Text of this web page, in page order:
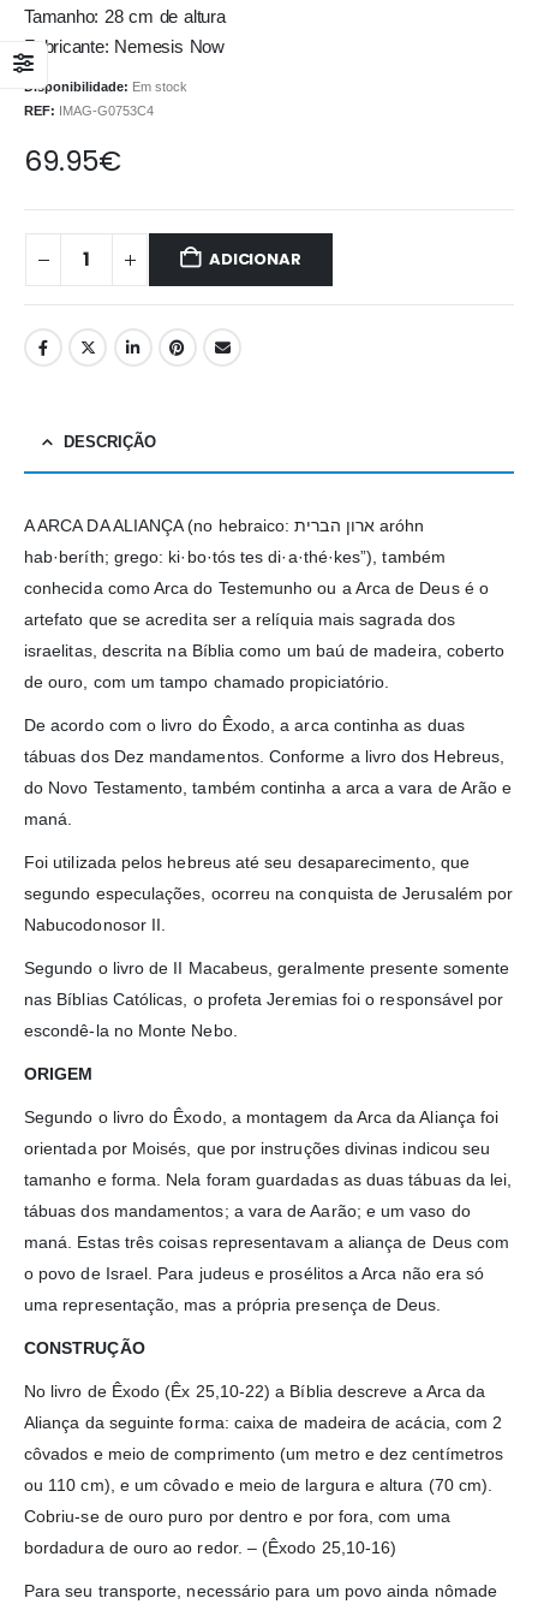
Tamanho: 28 cm de altura
Fabricante: Nemesis Now
Disponibilidade: Em stock
REF:
IMAG-G0753C4
69.95€
ADICIONAR
DESCRIÇÃO
A ARCA DA ALIANÇA (no hebraico: ארון הברית aróhn
hab·beríth; grego: ki·bo·tós tes di·a·thé·kes”), também
conhecida como Arca do Testemunho ou a Arca de Deus é o
artefato que se acredita ser a relíquia mais sagrada dos
israelitas, descrita na Bíblia como um baú de madeira, coberto
de ouro, com um tampo chamado propiciatório.
De acordo com o livro do Êxodo, a arca continha as duas
tábuas dos Dez mandamentos. Conforme a livro dos Hebreus,
do Novo Testamento, também continha a arca a vara de Arão e
maná.
Foi utilizada pelos hebreus até seu desaparecimento, que
segundo especulações, ocorreu na conquista de Jerusalém por
Nabucodonosor II.
Segundo o livro de II Macabeus, geralmente presente somente
nas Bíblias Católicas, o profeta Jeremias foi o responsável por
escondê-la no Monte Nebo.
ORIGEM
Segundo o livro do Êxodo, a montagem da Arca da Aliança foi
orientada por Moisés, que por instruções divinas indicou seu
tamanho e forma. Nela foram guardadas as duas tábuas da lei,
tábuas dos mandamentos; a vara de Aarão; e um vaso do
maná. Estas três coisas representavam a aliança de Deus com
o povo de Israel. Para judeus e prosélitos a Arca não era só
uma representação, mas a própria presença de Deus.
CONSTRUÇÃO
No livro de Êxodo (Êx 25,10-22) a Bíblia descreve a Arca da
Aliança da seguinte forma: caixa de madeira de acácia, com 2
côvados e meio de comprimento (um metro e dez centímetros
ou 110 cm), e um côvado e meio de largura e altura (70 cm).
Cobriu-se de ouro puro por dentro e por fora, com uma
bordadura de ouro ao redor. – (Êxodo 25,10-16)
Para seu transporte, necessário para um povo ainda nômade